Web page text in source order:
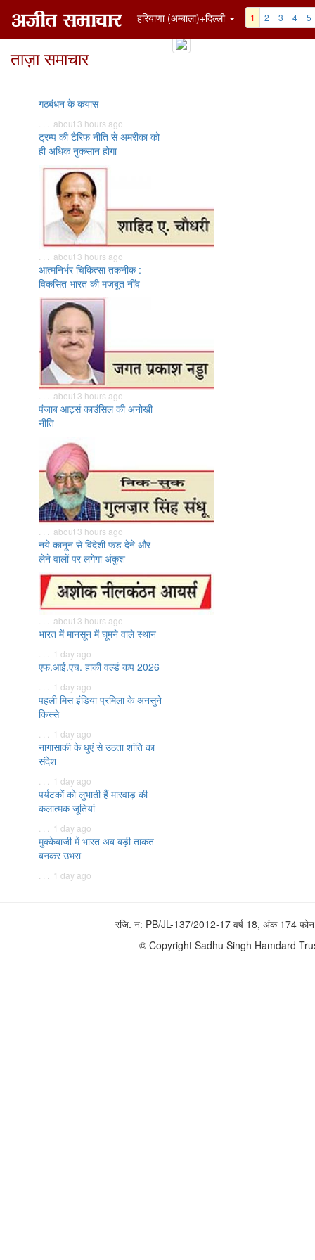
हरियाणा (अम्बाला)+दिल्ली 1 2 3 4 5
ताज़ा समाचार
गठबंधन के कयास
. . . about 3 hours ago
ट्रम्प की टैरिफ नीति से अमरीका को
ही अधिक नुकसान होगा
. . . about 3 hours ago
आत्मनिर्भर चिकित्सा तकनीक :
विकसित भारत की मज़बूत नींव
. . . about 3 hours ago
पंजाब आर्ट्स काउंसिल की अनोखी
नीति
. . . about 3 hours ago
नये कानून से विदेशी फंड देने और
लेने वालों पर लगेगा अंकुश
. . . about 3 hours ago
भारत में मानसून में घूमने वाले स्थान
. . . 1 day ago
एफ.आई.एच. हाकी वर्ल्ड कप 2026
. . . 1 day ago
पहली मिस इंडिया प्रमिला के अनसुने
किस्से
. . . 1 day ago
नागासाकी के धुएं से उठता शांति का
संदेश
. . . 1 day ago
पर्यटकों को लुभाती हैं मारवाड़ की
कलात्मक जूतियां
. . . 1 day ago
मुक्केबाजी में भारत अब बड़ी ताकत
बनकर उभरा
. . . 1 day ago
रजि. न: PB/JL-137/2012-17 वर्ष 18, अंक 174
© Copyright Sadhu Singh Hamdard